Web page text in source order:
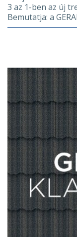
3 az 1-ben az új
Bemutatja: a